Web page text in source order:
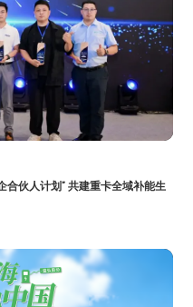
建重卡全域补能生